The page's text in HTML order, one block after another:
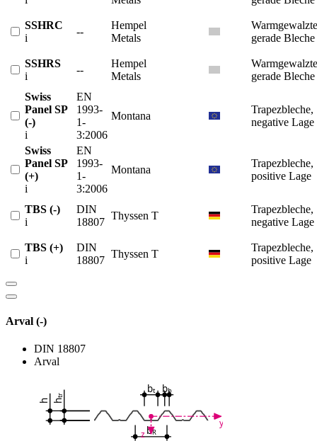
SSHRC
i
--
Hempel
Metals
Warmgewalzte
gerade Bleche
SSHRS
i
--
Hempel
Metals
Warmgewalzte
gerade Bleche
Swiss
Panel SP
(-)
i
EN
1993-
1-
3:2006
Montana
Trapezbleche,
negative Lage
Swiss
Panel SP
(+)
i
EN
1993-
1-
3:2006
Montana
Trapezbleche,
positive Lage
TBS (-)
i
DIN
18807
Thyssen T
Trapezbleche,
negative Lage
TBS (+)
i
DIN
18807
Thyssen T
Trapezbleche,
positive Lage
Arval (-)
DIN 18807
Arval
bt
bR
bb
h h
tr
y
z